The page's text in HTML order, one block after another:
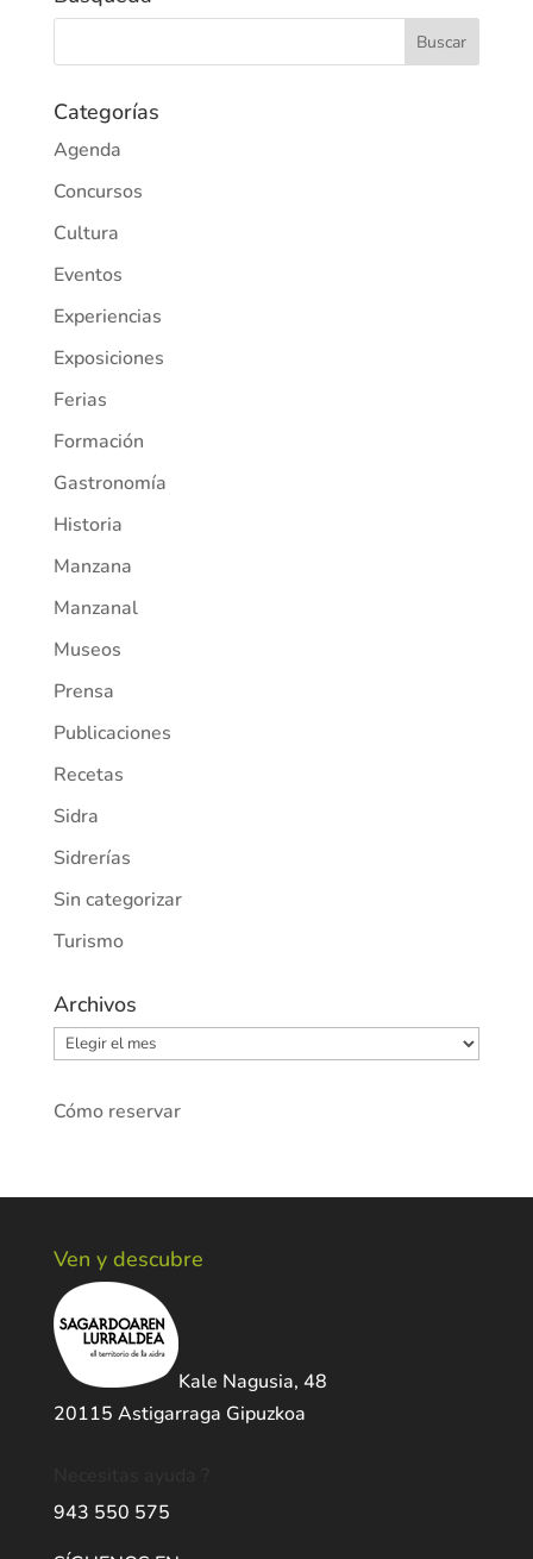
Categorías
Agenda
Concursos
Cultura
Eventos
Experiencias
Exposiciones
Ferias
Formación
Gastronomía
Historia
Manzana
Manzanal
Museos
Prensa
Publicaciones
Recetas
Sidra
Sidrerías
Sin categorizar
Turismo
Archivos
Archivos
Cómo reservar
Ven y descubre
Kale Nagusia, 48
20115 Astigarraga Gipuzkoa
943 550 575